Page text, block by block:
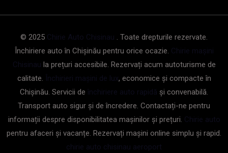
© 2025 Chirie Auto Chisinau . Toate drepturile rezervate.
Închiriere auto în Chișinău pentru orice ocazie. Chirie mașini
Chisinau la prețuri accesibile. Rezervați acum autoturisme de
calitate. Închirieri mașini de lux, economice și compacte în
Chișinău. Servicii de închiriere auto rapidă și convenabilă.
Transport auto sigur și de încredere. Contactați-ne pentru
informații despre disponibilitatea mașinilor și prețuri. Chirie auto
pentru afaceri și vacanțe. Rezervați mașini online simplu și rapid.
chirie auto chisinau aeroport